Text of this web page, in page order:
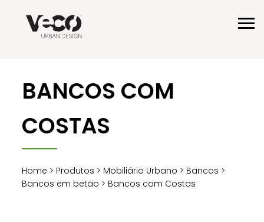
BANCOS COM
COSTAS
Home > Produtos > Mobiliário Urbano > Bancos >
Bancos em betão > Bancos com Costas